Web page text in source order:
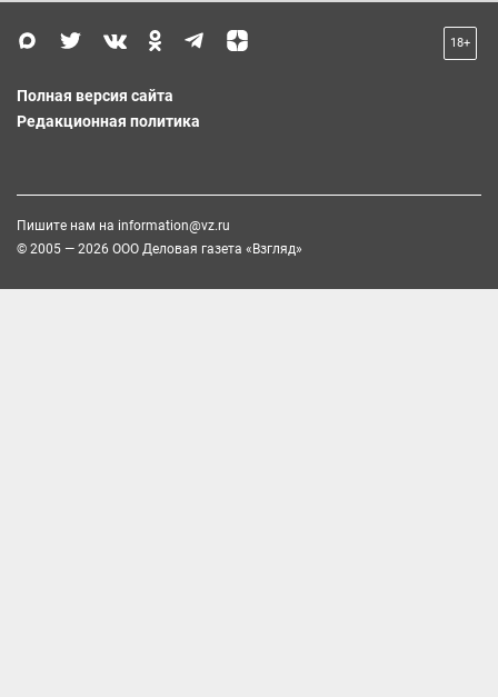
18+
Полная версия сайта
Редакционная политика
Пишите нам на information@vz.ru
© 2005 — 2026 ООО Деловая газета «Взгляд»